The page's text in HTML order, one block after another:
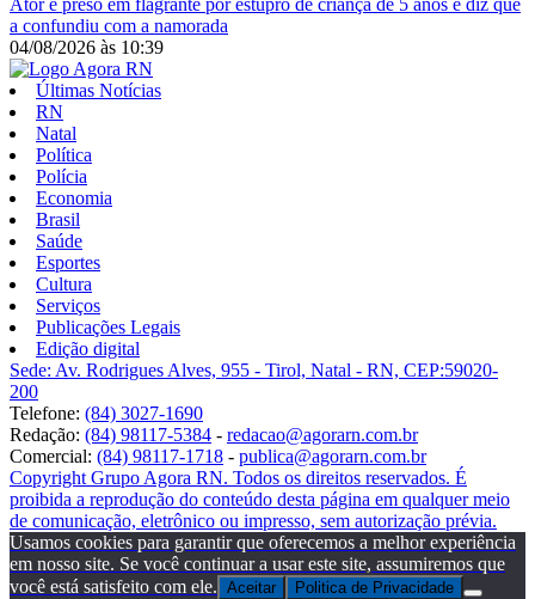
Ator é preso em flagrante por estupro de criança de 5 anos e diz que
a confundiu com a namorada
04/08/2026 às 10:39
Últimas Notícias
RN
Natal
Política
Polícia
Economia
Brasil
Saúde
Esportes
Cultura
Serviços
Publicações Legais
Edição digital
Sede: Av. Rodrigues Alves, 955 - Tirol, Natal - RN, CEP:59020-
200
Telefone: (84) 3027-1690
Redação: (84) 98117-5384 - redacao@agorarn.com.br
Comercial: (84) 98117-1718 - publica@agorarn.com.br
Copyright Grupo Agora RN. Todos os direitos reservados. É
proibida a reprodução do conteúdo desta página em qualquer meio
de comunicação, eletrônico ou impresso, sem autorização prévia.
Usamos cookies para garantir que oferecemos a melhor experiência
em nosso site. Se você continuar a usar este site, assumiremos que
você está satisfeito com ele. Aceitar Politica de Privacidade